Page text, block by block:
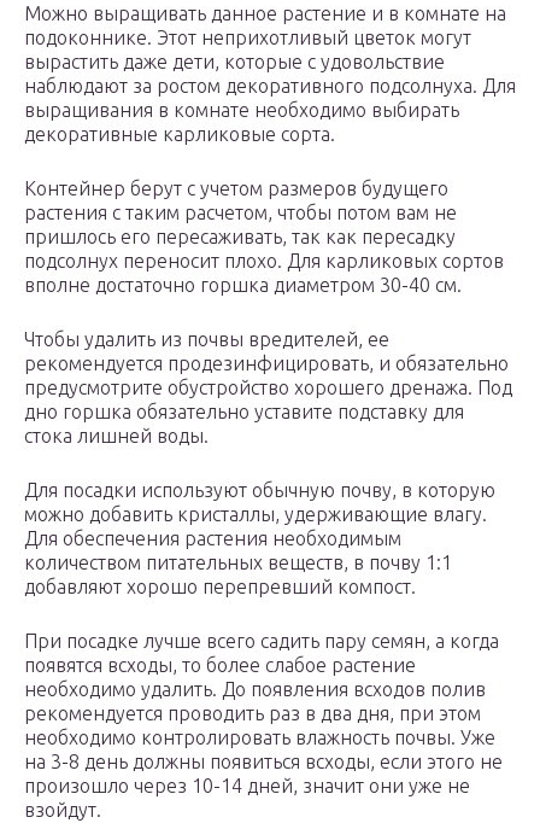
Можно выращивать данное растение и в комнате на
подоконнике. Этот неприхотливый цветок могут
вырастить даже дети, которые с удовольствие
наблюдают за ростом декоративного подсолнуха. Для
выращивания в комнате необходимо выбирать
декоративные карликовые сорта.
Контейнер берут с учетом размеров будущего
растения с таким расчетом, чтобы потом вам не
пришлось его пересаживать, так как пересадку
подсолнух переносит плохо. Для карликовых сортов
вполне достаточно горшка диаметром 30-40 см.
Чтобы удалить из почвы вредителей, ее
рекомендуется продезинфицировать, и обязательно
предусмотрите обустройство хорошего дренажа. Под
дно горшка обязательно уставите подставку для
стока лишней воды.
Для посадки используют обычную почву, в которую
можно добавить кристаллы, удерживающие влагу.
Для обеспечения растения необходимым
количеством питательных веществ, в почву 1:1
добавляют хорошо перепревший компост.
При посадке лучше всего садить пару семян, а когда
появятся всходы, то более слабое растение
необходимо удалить. До появления всходов полив
рекомендуется проводить раз в два дня, при этом
необходимо контролировать влажность почвы. Уже
на 3-8 день должны появиться всходы, если этого не
произошло через 10-14 дней, значит они уже не
взойдут.